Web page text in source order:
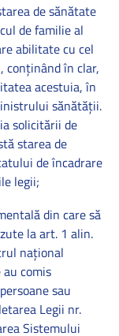
de sănătate
de familie al
abilitate cu cel
în clar,
acestuia, în
sănătăţii.
solicitării de
starea de
de încadrare
legii;
din care să
la art. 1 alin.
naţional
comis
sau
Legii nr.
Sistemului